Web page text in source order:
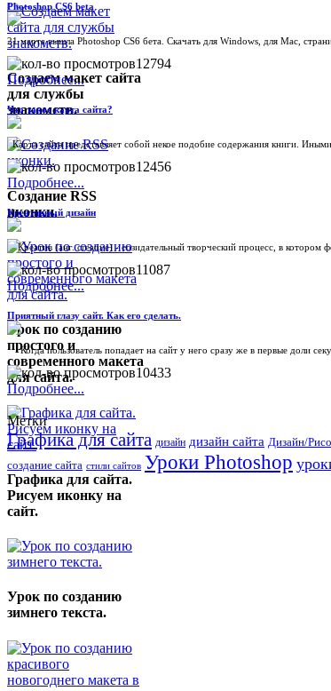
Создаем макет сайта
для службы
знакомств.
Создание RSS
иконки.
Урок по созданию
простого и
современного макета
для сайта.
Графика для сайта.
Рисуем иконку на
сайт.
Урок по созданию
зимнего текста.
Photoshop CS6 beta
21 марта вышла Photoshop CS6 бета. Скачать для Windows, для Mac,
12794
Подробнее...
Что такое карта сайта?
Карта сайта представляет собой некое подобие содержания книги.
12456
Подробнее...
Креативный дизайн
Креатив (анг. creative) - созидательный творческий процесс, в котором
11087
Подробнее...
Приятный глазу сайт. Как его сделать.
Когда пользователь попадает на сайт у него сразу же в первые доли
10433
Подробнее...
Метки
Графика для сайта дизайн дизайн сайта Дизайн/
создание сайта стили сайтов Уроки Photoshop